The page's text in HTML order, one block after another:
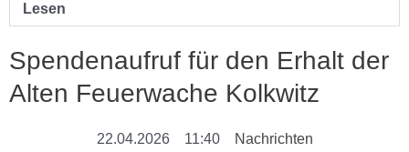
Lesen
Spendenaufruf für den Erhalt der
Alten Feuerwache Kolkwitz
22.04.2026 11:40 Nachrichten